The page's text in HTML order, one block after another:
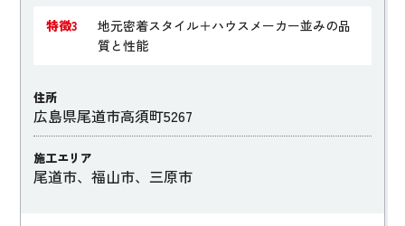
特徴3
地元密着スタイル＋ハウスメーカー並みの品
質と性能
住所
広島県尾道市高須町5267
施工エリア
尾道市、福山市、三原市